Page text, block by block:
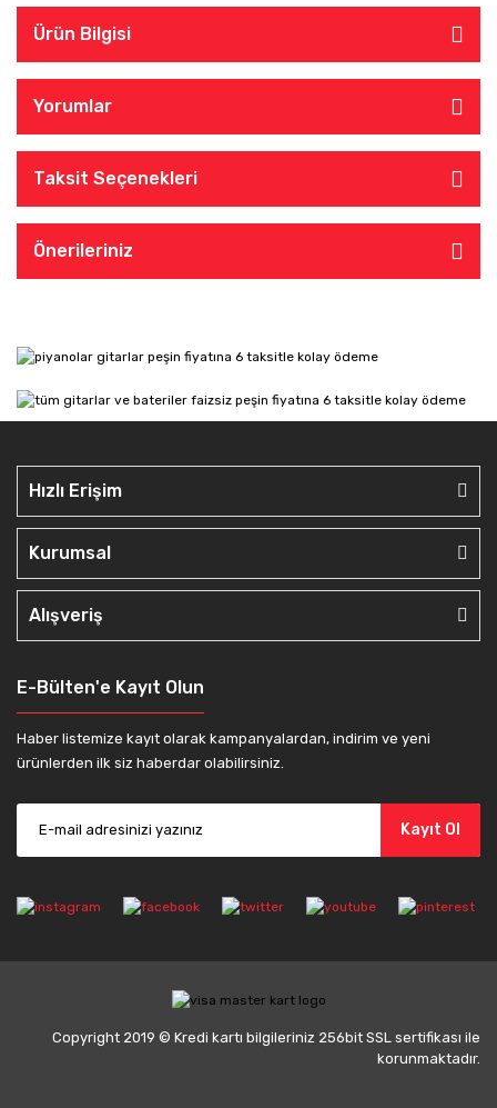
Ürün Bilgisi
Yorumlar
Taksit Seçenekleri
Önerileriniz
Hızlı Erişim
Kurumsal
Alışveriş
E-Bülten'e Kayıt Olun
Haber listemize kayıt olarak kampanyalardan, indirim ve yeni
ürünlerden ilk siz haberdar olabilirsiniz.
Kayıt Ol
Copyright 2019 © Kredi kartı bilgileriniz 256bit SSL sertifikası ile
korunmaktadır.